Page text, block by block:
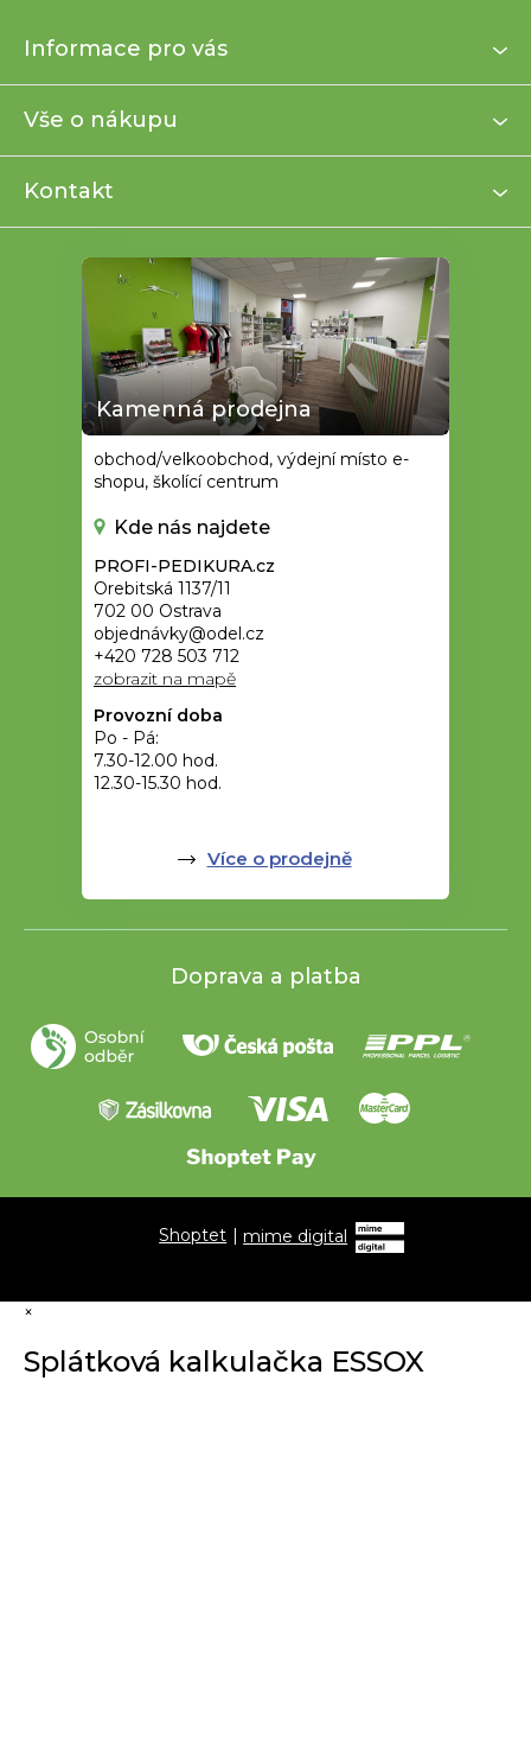
p
t
Informace pro vás
Vše o nákupu
Kontakt
Kamenná prodejna
obchod/velkoobchod, výdejní místo e-
shopu, školící centrum
Kde nás najdete
PROFI-PEDIKURA.cz
Orebitská 1137/11
702 00 Ostrava
objednávky@odel.cz
+420 728 503 712
zobrazit na mapě
Provozní doba
Po - Pá:
7.30-12.00 hod.
12.30-15.30 hod.
Více o prodejně
Doprava a platba
Shoptet |mime digital
×
Splátková kalkulačka ESSOX